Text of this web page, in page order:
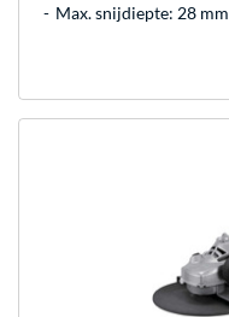
Max. snijdiepte: 28 mm